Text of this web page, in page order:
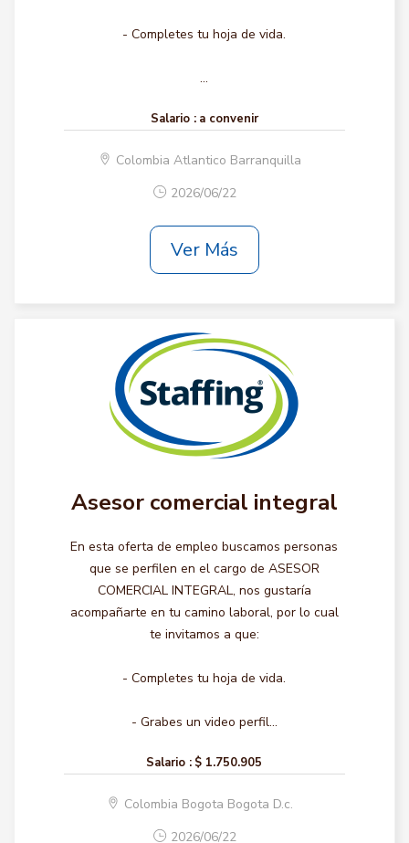
- Completes tu hoja de vida.
...
Salario : a convenir
Colombia Atlantico Barranquilla
2026/06/22
Ver Más
Asesor comercial integral
En esta oferta de empleo buscamos personas
que se perfilen en el cargo de ASESOR
COMERCIAL INTEGRAL, nos gustaría
acompañarte en tu camino laboral, por lo cual
te invitamos a que:
- Completes tu hoja de vida.
- Grabes un video perfil...
Salario : $ 1.750.905
Colombia Bogota Bogota D.c.
2026/06/22